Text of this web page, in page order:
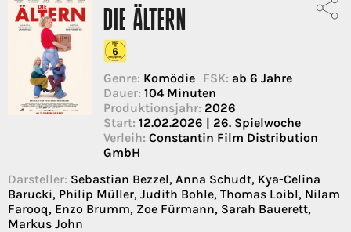
DIE ÄLTERN
Genre: Komödie FSK: ab 6 Jahre
Dauer: 104 Minuten
Produktionsjahr: 2026
Start: 12.02.2026 | 26. Spielwoche
Verleih: Constantin Film Distribution
GmbH
Darsteller: Sebastian Bezzel, Anna Schudt, Kya-Celina
Barucki, Philip Müller, Judith Bohle, Thomas Loibl, Nilam
Farooq, Enzo Brumm, Zoe Fürmann, Sarah Bauerett,
Markus John